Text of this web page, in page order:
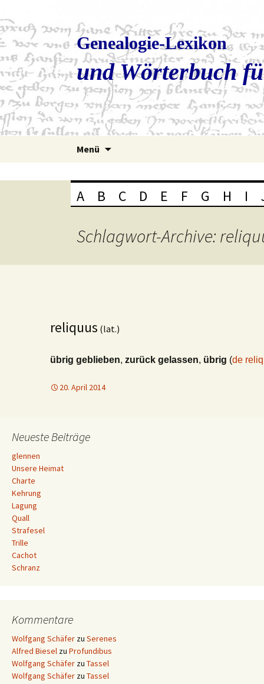
Genealogie-Lexikon
und Wörterbuch
Menü
A B C D E F G H I
Schlagwort-Archive:
reliquus (lat.)
übrig geblieben, zurück gelassen, übrig (de
20. April 2014
Neueste Beiträge
glennen
Unsere Heimat
Charte
Kehrung
Lagung
Quall
Strafesel
Trille
Cachot
Schranz
Kommentare
Wolfgang Schäfer zu Serenes
Alfred Biesel zu Profundibus
Wolfgang Schäfer zu Tassel
Wolfgang Schäfer zu Tassel